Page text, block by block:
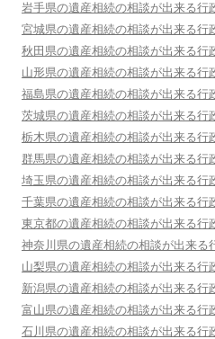
岩手県の遺産相続の相談が出来る行
宮城県の遺産相続の相談が出来る行
秋田県の遺産相続の相談が出来る行
山形県の遺産相続の相談が出来る行
福島県の遺産相続の相談が出来る行
茨城県の遺産相続の相談が出来る行
栃木県の遺産相続の相談が出来る行
群馬県の遺産相続の相談が出来る行
埼玉県の遺産相続の相談が出来る行
千葉県の遺産相続の相談が出来る行
東京都の遺産相続の相談が出来る行
神奈川県の遺産相続の相談が出来る
山梨県の遺産相続の相談が出来る行
新潟県の遺産相続の相談が出来る行
富山県の遺産相続の相談が出来る行
石川県の遺産相続の相談が出来る行